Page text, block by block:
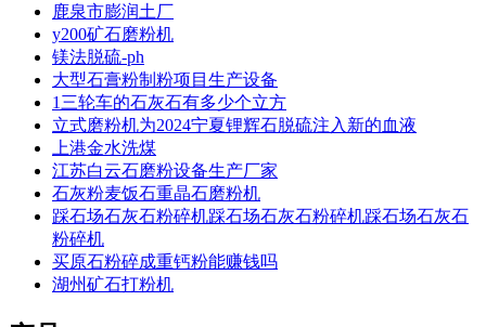
鹿泉市膨润土厂
y200矿石磨粉机
镁法脱硫-ph
大型石膏粉制粉项目生产设备
1三轮车的石灰石有多少个立方
立式磨粉机为2024宁夏锂辉石脱硫注入新的血液
上港金水洗煤
江苏白云石磨粉设备生产厂家
石灰粉麦饭石重晶石磨粉机
踩石场石灰石粉碎机踩石场石灰石粉碎机踩石场石灰石
粉碎机
买原石粉碎成重钙粉能赚钱吗
湖州矿石打粉机